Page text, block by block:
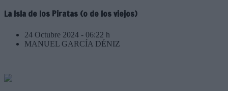
La Isla de los Piratas (o de los viejos)
24 Octubre 2024 - 06:22 h
MANUEL GARCÍA DÉNIZ